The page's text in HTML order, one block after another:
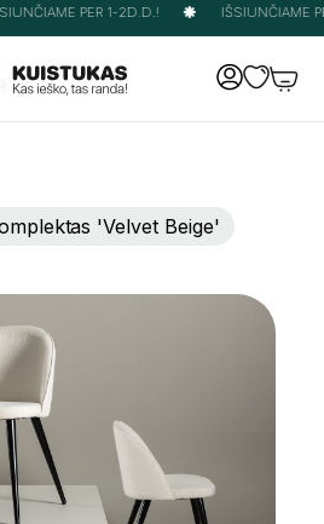
PER 1-2D.D.! IŠSIUNČIAME
'Velvet Beige'